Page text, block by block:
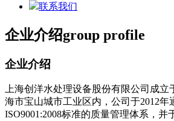
联系我们
企业介绍group profile
企业介绍
上海创洋水处理设备股份有限公司成立
海市宝山城市工业区内，公司于2012年
ISO9001:2008标准的质量管理体系，并